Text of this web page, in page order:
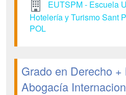
EUTSPM - Escuela
Hotelería y Turismo Sant
POL
Grado en Derecho +
Abogacía